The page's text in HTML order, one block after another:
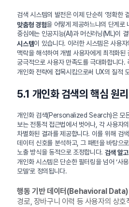
검색 시스템의 발전은 이제 단순히 ‘정확한
맞춤형 경험을 어떻게 제공하느냐의 단계로
중심에는 인공지능(AI)과 머신러닝(ML)이
시스템이 있습니다. 이러한 시스템은 사용
맥락을 해석하여 개별 사용자에게 최적화된
궁극적으로 사용자 만족도를 극대화합니다.
개인화 전략에 접목시킴으로써 UX의 질적
5.1 개인화 검색의 핵심 원리
개인화 검색(Personalized Search)은 모
보는 전통적 접근법에서 벗어나, 각 사용자
차별화된 결과를 제공합니다. 이를 위해 검
데이터 신호를 분석하고, 그 패턴을 바탕으
노출 방식을 동적으로 조정합니다. 검색 알
개인화 시스템은 단순한 필터링을 넘어 ‘사
모델’로 정의됩니다.
행동 기반 데이터(Behavioral
경로, 장바구니 이력 등 사용자의 상호